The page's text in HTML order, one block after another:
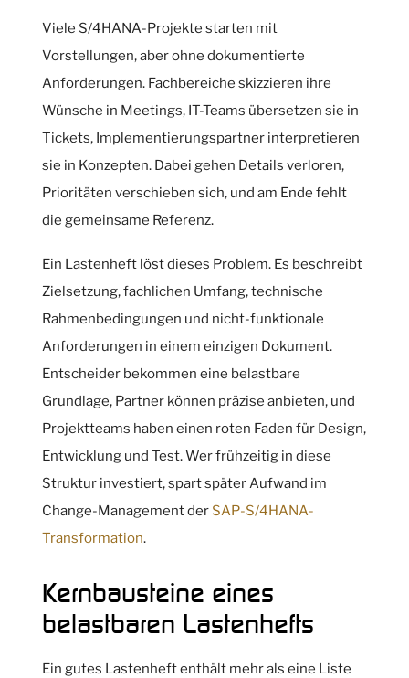
Viele S/4HANA-Projekte starten mit
Vorstellungen, aber ohne dokumentierte
Anforderungen. Fachbereiche skizzieren ihre
Wünsche in Meetings, IT-Teams übersetzen sie in
Tickets, Implementierungspartner interpretieren
sie in Konzepten. Dabei gehen Details verloren,
Prioritäten verschieben sich, und am Ende fehlt
die gemeinsame Referenz.
Ein Lastenheft löst dieses Problem. Es beschreibt
Zielsetzung, fachlichen Umfang, technische
Rahmenbedingungen und nicht-funktionale
Anforderungen in einem einzigen Dokument.
Entscheider bekommen eine belastbare
Grundlage, Partner können präzise anbieten, und
Projektteams haben einen roten Faden für Design,
Entwicklung und Test. Wer frühzeitig in diese
Struktur investiert, spart später Aufwand im
Change-Management der SAP-S/4HANA-
Transformation.
Kernbausteine eines
belastbaren Lastenhefts
Ein gutes Lastenheft enthält mehr als eine Liste